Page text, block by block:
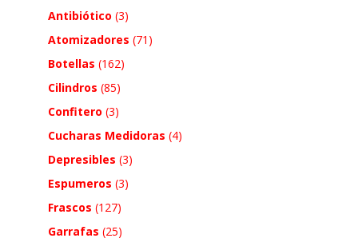
Antibiótico (3)
Atomizadores (71)
Botellas (162)
Cilindros (85)
Confitero (3)
Cucharas Medidoras (4)
Depresibles (3)
Espumeros (3)
Frascos (127)
Garrafas (25)